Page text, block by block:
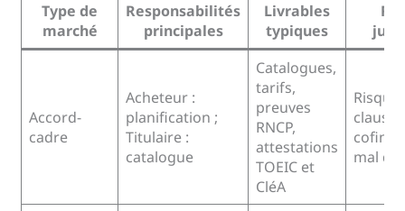
Type de
marché
Responsabilités
principales
Livrables
typiques
Accord-
cadre
Acheteur :
planification ;
Titulaire :
catalogue
Catalogues,
tarifs,
preuves
RNCP,
attestations
TOEIC et
CléA
Risque
mal